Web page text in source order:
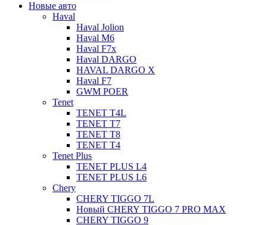
Новые авто
Haval
Haval Jolion
Haval M6
Haval F7x
Haval DARGO
HAVAL DARGO Х
Haval F7
GWM POER
Tenet
TENET T4L
TENET T7
TENET T8
TENET T4
Tenet Plus
TENET PLUS L4
TENET PLUS L6
Chery
CHERY TIGGO 7L
Новый CHERY TIGGO 7 PRO MAX
CHERY TIGGO 9